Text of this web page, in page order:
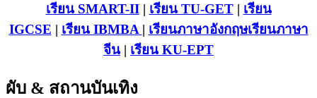
เรียน SMART-II| เรียน TU-GET| เรียน
IGCSE | เรียน IBMBA | เรียนภาษาอังกฤษเรียนภาษา
จีน | เรียน KU-EPT
ผับ & สถานบันเทิง